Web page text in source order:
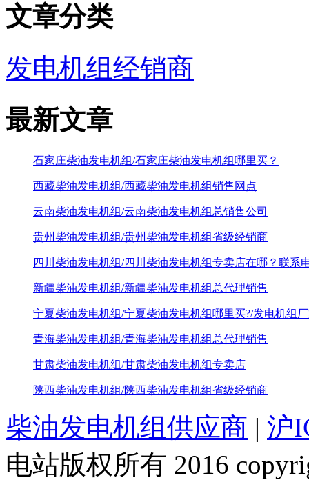
文章分类
发电机组经销商
最新文章
石家庄柴油发电机组/石家庄柴油发电机组哪里买？
西藏柴油发电机组/西藏柴油发电机组销售网点
云南柴油发电机组/云南柴油发电机组总销售公司
贵州柴油发电机组/贵州柴油发电机组省级经销商
四川柴油发电机组/四川柴油发电机组专卖店在哪？联系
新疆柴油发电机组/新疆柴油发电机组总代理销售
宁夏柴油发电机组/宁夏柴油发电机组哪里买?/发电机组
青海柴油发电机组/青海柴油发电机组总代理销售
甘肃柴油发电机组/甘肃柴油发电机组专卖店
陕西柴油发电机组/陕西柴油发电机组省级经销商
柴油发电机组供应商 | 沪
电站版权所有 2016